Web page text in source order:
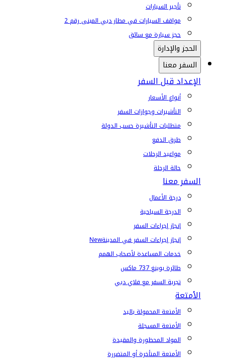
تأجير السيارات
مواقف السيارات في مطار دبي المبنى رقم 2
حجز سيارة مع سائق
الحجز والإدارة
السفر معنا
الإعداد قبل السفر
أنواع الأسعار
التأشيرات وجوازات السفر
متطلبات التأشيرة حسب الدولة
طرق الدفع
مواعيد الرحلات
حالة الرحلة
السفر معنا
درجة الأعمال
الدرجة السياحية
إنجاز إجراءات السفر
إنجاز إجراءات السفر في المدينةNew
خدمات المساعدة لأصحاب الهمم
طائرة بوينغ 737 ماكس
تجربة السفر مع فلاي دبي
الأمتعة
الأمتعة المحمولة باليد
الأمتعة المسجلة
المواد المحظورة والمقيدة
الأمتعة المتأخرة أو المتضررة